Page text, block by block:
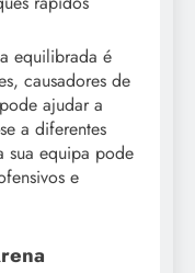
equilibrada é
causadores de
ajudar a
a diferentes
sua equipa pode
e